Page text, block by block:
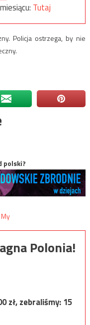
Tutaj
Policja ostrzega, by nie
polski?
Polonia!
zł, zebraliśmy:15